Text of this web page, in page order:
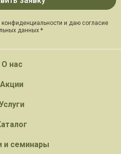
и даю согласие
данных *
О нас
Акции
и семинары